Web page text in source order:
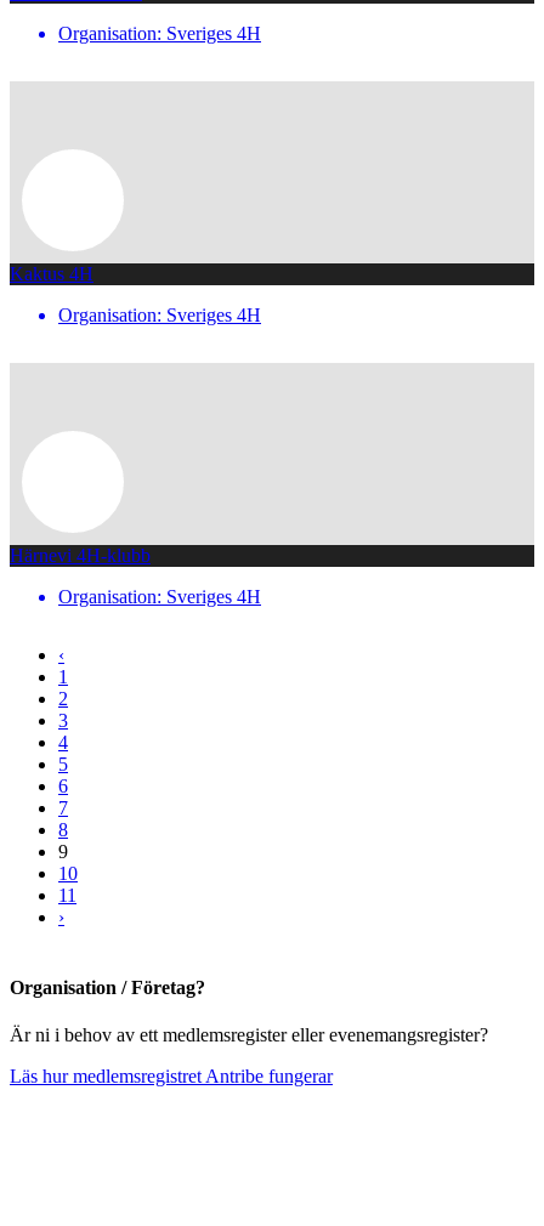
Organisation: Sveriges 4H
Kaktus 4H
Organisation: Sveriges 4H
Härnevi 4H-klubb
Organisation: Sveriges 4H
‹
1
2
3
4
5
6
7
8
9
10
11
›
Organisation / Företag?
Är ni i behov av ett medlemsregister eller evenemangsregister?
Läs hur medlemsregistret Antribe fungerar